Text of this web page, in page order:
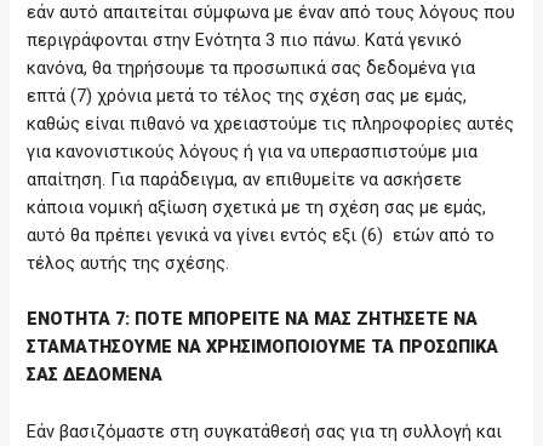
εάν αυτό απαιτείται σύμφωνα με έναν από τους λόγους που
περιγράφονται στην Ενότητα 3 πιο πάνω. Κατά γενικό
κανόνα, θα τηρήσουμε τα προσωπικά σας δεδομένα για
επτά (7) χρόνια μετά το τέλος της σχέση σας με εμάς,
καθώς είναι πιθανό να χρειαστούμε τις πληροφορίες αυτές
για κανονιστικούς λόγους ή για να υπερασπιστούμε μια
απαίτηση. Για παράδειγμα, αν επιθυμείτε να ασκήσετε
κάποια νομική αξίωση σχετικά με τη σχέση σας με εμάς,
αυτό θα πρέπει γενικά να γίνει εντός εξι (6) ετών από το
τέλος αυτής της σχέσης.
ΕΝΟΤΗΤΑ 7: ΠΟΤΕ ΜΠΟΡΕΙΤΕ ΝΑ ΜΑΣ ΖΗΤΗΣΕΤΕ ΝΑ
ΣΤΑΜΑΤΗΣΟΥΜΕ ΝΑ ΧΡΗΣΙΜΟΠΟΙΟΥΜΕ ΤΑ ΠΡΟΣΩΠΙΚΑ
ΣΑΣ ΔΕΔΟΜΕΝΑ
Εάν βασιζόμαστε στη συγκατάθεσή σας για τη συλλογή και